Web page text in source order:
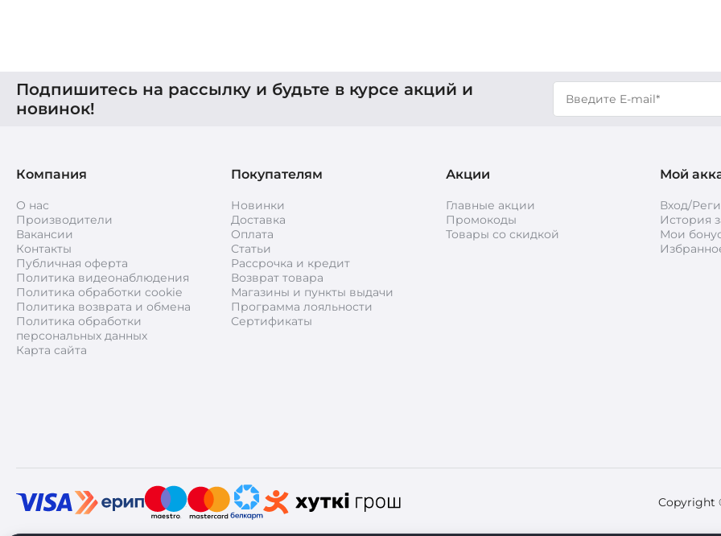
Подпишитесь на рассылку и будьте в курсе акций и
новинок!
Компания
О нас
Производители
Вакансии
Контакты
Публичная оферта
Политика видеонаблюдения
Политика обработки cookie
Политика возврата и обмена
Политика обработки
персональных данных
Карта сайта
Покупателям
Новинки
Доставка
Оплата
Статьи
Рассрочка и кредит
Возврат товара
Магазины и пункты выдачи
Программа лояльности
Сертификаты
Акции
Главные акции
Промокоды
Товары со скидкой
Мой
Вход/
История
Мои
Copyright